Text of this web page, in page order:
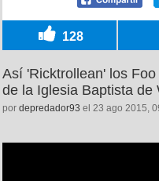
128
Así 'Ricktrollean' los
de la Iglesia Baptista de
por depredador93 el 23 ago 2015,